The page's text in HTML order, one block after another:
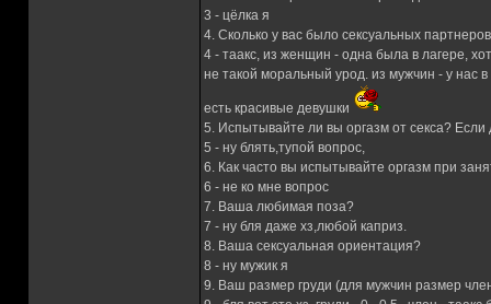
3 - цёлка я
4. Сколько у вас было сексуальных
4 - таакс, из женщин - одна была в лагере,
не такой моральный урод. из мужчин - у нас
есть красивые девушки
5. Испытывайте ли вы оргазм от секса?
5 - ну блять,тупой вопрос,
6. Как часто вы испытывайте оргазм при
6 - не ко мне вопрос
7. Ваша любимая поза?
7 - ну бля даже хз,любой каприз.
8. Ваша сексуальная ориентация?
8 - ну мужик я
9. Ваш размер груди (для мужчин размер